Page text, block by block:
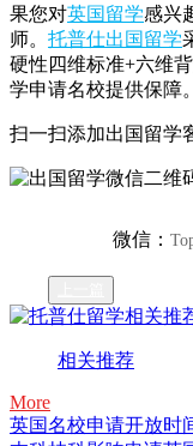
果您对英国留学感兴
师。 托普仕出国留学
硬性四维标准+六维
学申请名校提供保障。
扫一扫添加出国留学
微信：
相关推荐
More
英国名校申请开放时